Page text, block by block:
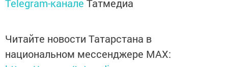
Telegram-канале Татмедиа
Читайте новости Татарстана в
национальном мессенджере MАХ: